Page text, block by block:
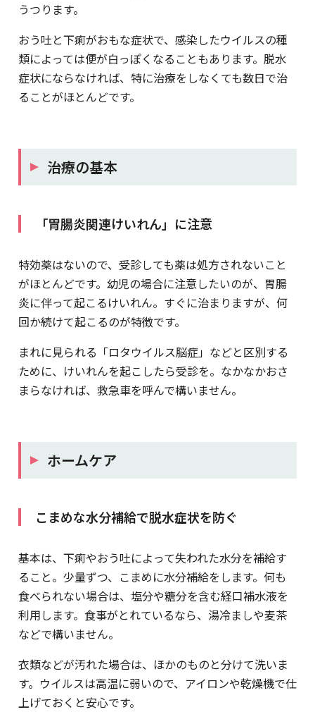
うつります。
おう吐と下痢がおもな症状で、感染したウイルスの種
類によっては便が白っぽくなることもあります。脱水
症状にならなければ、特に治療をしなくても数日で治
ることがほとんどです。
治療の基本
「胃腸炎関連けいれん」に注意
特効薬はないので、受診しても薬は処方されないこと
がほとんどです。幼児の場合に注意したいのが、胃腸
炎に伴って起こるけいれん。すぐに治まりますが、何
回か続けて起こるのが特徴です。
まれに見られる「ロタウイルス脳症」などと区別する
ために、けいれんを起こしたら受診を。なかなかおさ
まらなければ、救急車を呼んで構いません。
ホームケア
こまめな水分補給で脱水症状を防ぐ
基本は、下痢やおう吐によって失われた水分を補給す
ること。少量ずつ、こまめに水分補給をします。何も
食べられない場合は、塩分や糖分を含む経口補水液を
利用します。食事がとれているなら、湯冷ましや麦茶
などで構いません。
衣類などが汚れた場合は、ほかのものと分けて洗いま
す。ウイルスは高温に弱いので、アイロンや乾燥機で仕
上げておくと安心です。